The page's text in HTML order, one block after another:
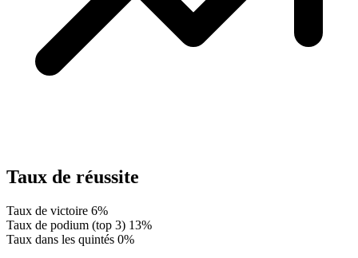
Taux de réussite
Taux de victoire 6%
Taux de podium (top 3) 13%
Taux dans les quintés 0%